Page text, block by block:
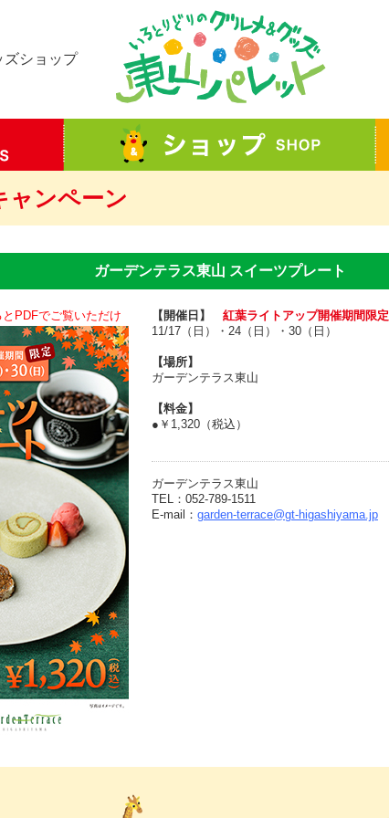
ズショップ
ャンペーン
ガーデンテラス東山 スイーツプレート
【開催日】
紅葉ライトアップ開催期間限定
11/17（日）・24（日）・30（日）
【場所】
ガーデンテラス東山
【料金】
●￥1,320（税込）
ガーデンテラス東山
TEL：052-789-1511
E-mail： garden-terrace@gt-higashiyama.jp